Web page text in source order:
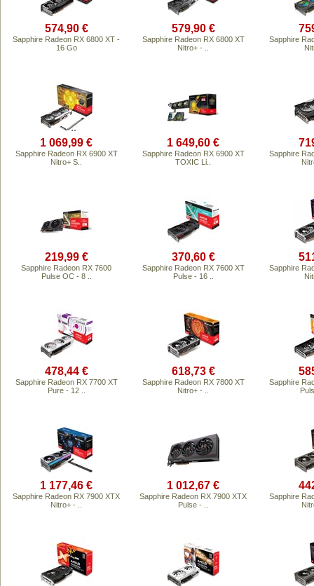
574,90 €
Sapphire Radeon RX 6800 XT -
16 Go
579,90 €
Sapphire Radeon RX 6800 XT
Nitro+ - ..
Sapphire
1 069,99 €
Sapphire Radeon RX 6900 XT
Nitro+ S..
1 649,60 €
Sapphire Radeon RX 6900 XT
TOXIC Li..
Sapphire
219,99 €
Sapphire Radeon RX 7600
Pulse OC - 8 ..
370,60 €
Sapphire Radeon RX 7600 XT
Pulse - 16 ..
Sapphire
478,44 €
Sapphire Radeon RX 7700 XT
Pure - 12 ..
618,73 €
Sapphire Radeon RX 7800 XT
Nitro+ - ..
Sapphire
1 177,46 €
Sapphire Radeon RX 7900 XTX
Nitro+ - ..
1 012,67 €
Sapphire Radeon RX 7900 XTX
Pulse - ..
Sapphire